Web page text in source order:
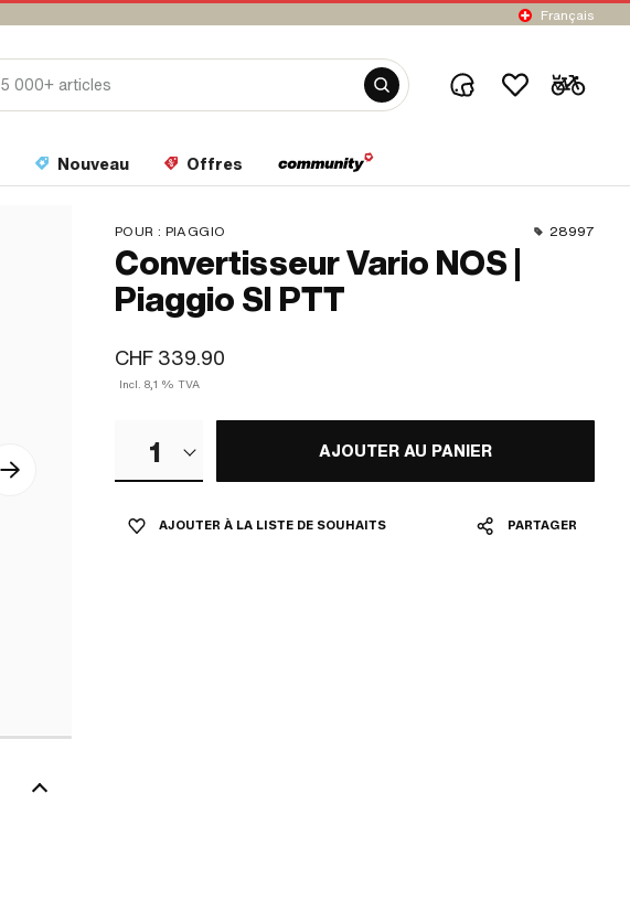
Français
Nouveau Offres
POUR : PIAGGIO 28997
Convertisseur Vario NOS |
Piaggio SI PTT
CHF 339.90
Incl. 8,1 % TVA
1 AJOUTER AU PANIER
AJOUTER À LA LISTE DE SOUHAITS PARTAGER